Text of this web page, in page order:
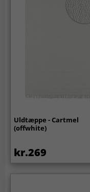
Uldtæppe - Cartmel
(offwhite)
kr.269